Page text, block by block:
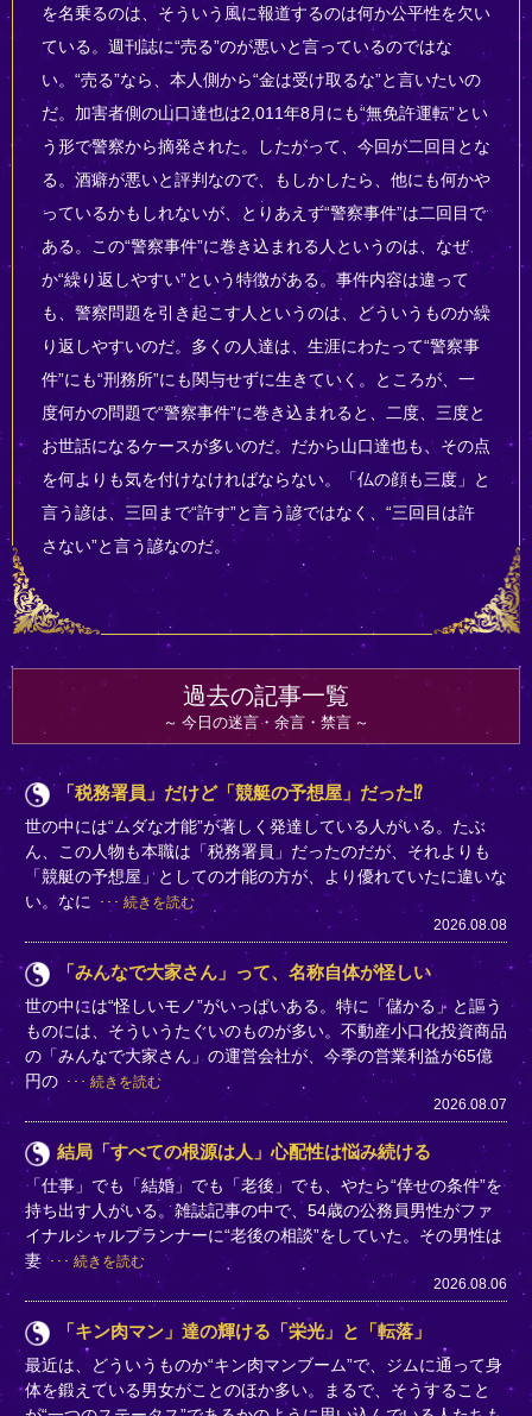
を名乗るのは、そういう風に報道するのは何か公平性を欠い
ている。週刊誌に“売る”のが悪いと言っているのではな
い。“売る”なら、本人側から“金は受け取るな”と言いたいの
だ。加害者側の山口達也は2,011年8月にも“無免許運転”とい
う形で警察から摘発された。したがって、今回が二回目とな
る。酒癖が悪いと評判なので、もしかしたら、他にも何かや
っているかもしれないが、とりあえず“警察事件”は二回目で
ある。この“警察事件”に巻き込まれる人というのは、なぜ
か“繰り返しやすい”という特徴がある。事件内容は違って
も、警察問題を引き起こす人というのは、どういうものか繰
り返しやすいのだ。多くの人達は、生涯にわたって“警察事
件”にも“刑務所”にも関与せずに生きていく。ところが、一
度何かの問題で“警察事件”に巻き込まれると、二度、三度と
お世話になるケースが多いのだ。だから山口達也も、その点
を何よりも気を付けなければならない。「仏の顔も三度」と
言う諺は、三回まで“許す”と言う諺ではなく、“三回目は許
さない”と言う諺なのだ。
過去の記事一覧
今日の迷言・余言・禁言
「税務署員」だけど「競艇の予想屋」だった⁉
世の中には“ムダな才能”が著しく発達している人がいる。たぶ
ん、この人物も本職は「税務署員」だったのだが、それよりも
「競艇の予想屋」としての才能の方が、より優れていたに違いな
い。なに
続きを読む
2026.08.08
「みんなで大家さん」って、名称自体が怪しい
世の中には“怪しいモノ”がいっぱいある。特に「儲かる」と謳う
ものには、そういうたぐいのものが多い。不動産小口化投資商品
の「みんなで大家さん」の運営会社が、今季の営業利益が65億
円の
続きを読む
2026.08.07
結局「すべての根源は人」心配性は悩み続ける
「仕事」でも「結婚」でも「老後」でも、やたら“倖せの条件”を
持ち出す人がいる。雑誌記事の中で、54歳の公務員男性がファ
イナルシャルプランナーに“老後の相談”をしていた。その男性は
妻
続きを読む
2026.08.06
「キン肉マン」達の輝ける「栄光」と「転落」
最近は、どういうものか“キン肉マンブーム”で、ジムに通って身
体を鍛えている男女がことのほか多い。まるで、そうすること